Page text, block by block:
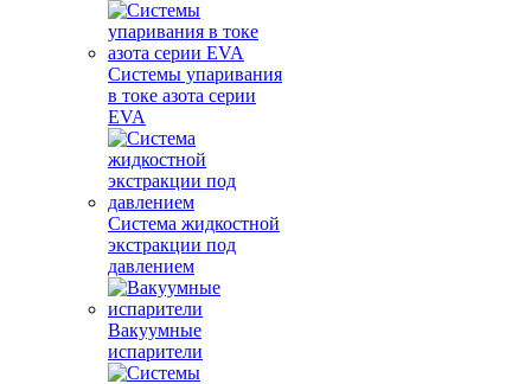
Системы упаривания
в токе азота серии
EVA
Система жидкостной
экстракции под
давлением
Вакуумные
испарители